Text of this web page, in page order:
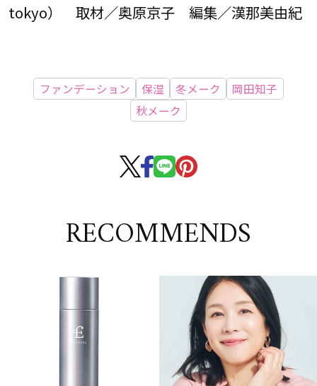
tokyo） 取材／奥原京子 編集／漢那美由紀
ファンデーション 保湿 冬メーク
岡田知子
秋メーク
RECOMMENDS